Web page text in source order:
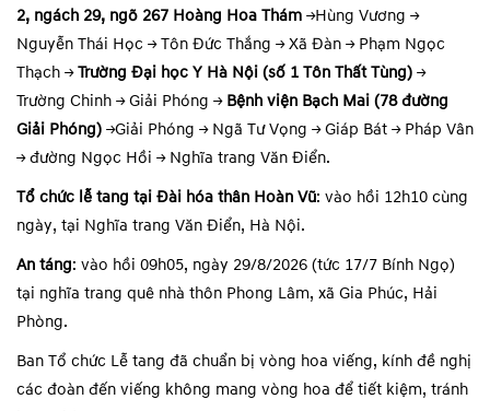
2, ngách 29, ngõ 267 Hoàng Hoa Thám →Hùng Vương →
Nguyễn Thái Học → Tôn Đức Thắng → Xã Đàn → Phạm Ngọc
Thạch → Trường Đại học Y Hà Nội (số 1 Tôn Thất Tùng) →
Trường Chinh → Giải Phóng → Bệnh viện Bạch Mai (78 đường
Giải Phóng) →Giải Phóng → Ngã Tư Vọng → Giáp Bát → Pháp Vân
→ đường Ngọc Hồi → Nghĩa trang Văn Điển.
Tổ chức lễ tang tại Đài hóa thân Hoàn Vũ: vào hồi 12h10 cùng
ngày, tại Nghĩa trang Văn Điển, Hà Nội.
An táng: vào hồi 09h05, ngày 29/8/2026 (tức 17/7 Bính Ngọ)
tại nghĩa trang quê nhà thôn Phong Lâm, xã Gia Phúc, Hải
Phòng.
Ban Tổ chức Lễ tang đã chuẩn bị vòng hoa viếng, kính đề nghị
các đoàn đến viếng không mang vòng hoa để tiết kiệm, tránh